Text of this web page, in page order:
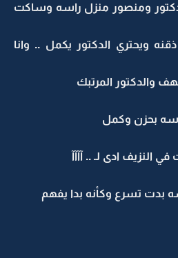
ومنصور منزل راسه وساكت
ويحتري الدكتور يكمل .. وانا
والدكتور المرتبك
بحزن وكمل
النزيف ادى لـ .. آآآآ
بدت تسرع وكأنه بدا يفهم